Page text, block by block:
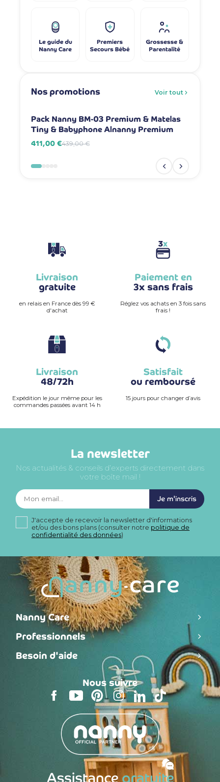
Le guide du
Nanny Care
Premiers
Secours Bébé
Grossesse &
Parentalité
Nos promotions Voir tout
Pack Nanny BM-03 Premium & Matelas
Tiny & Babyphone Alnanny Premium
411,00 €439,00 €
Livraison
gratuite
en relais en France dès 99 €
d'achat
Paiement en
3x sans frais
Réglez vos achats en 3 fois sans
frais !
Livraison
48/72h
Expédition le jour même pour les
commandes passées avant 14 h
Satisfait
ou remboursé
15 jours pour changer d’avis
La newsletter
Nos actualités & conseils d’experts directement dans
votre boîte mail !
Je m'inscris
J'accepte de recevoir la newsletter d'informations
et/ou des bons plans (consulter notre politique de
confidentialité des données)
Nanny Care
Professionnels
Besoin d'aide
Nous suivre
Assistance gratuite